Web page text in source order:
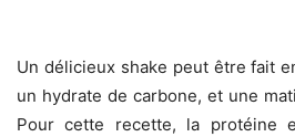
Un délicieux shake peut être fait
un hydrate de carbone, et une
Pour cette recette, la protéine